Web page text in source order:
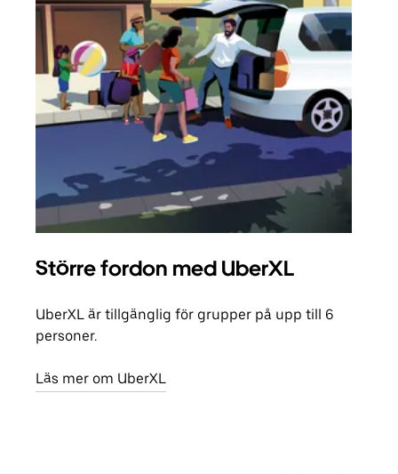
Större fordon med UberXL
UberXL är tillgänglig för grupper på upp till 6
personer.
Läs mer om UberXL